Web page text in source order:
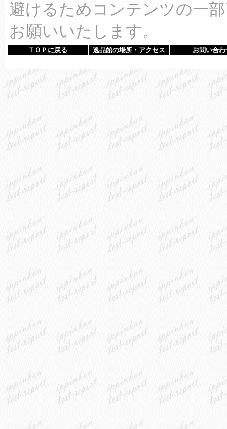
避けるためコンテンツの一
お願いいたします。
ＴＯＰに戻る 逸品館の場所・アクセス お問い合わ